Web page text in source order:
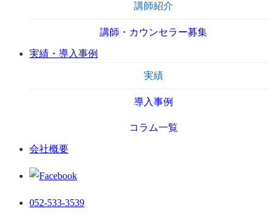
講師紹介
講師・カウンセラー募集
実績・導入事例
実績
導入事例
コラム一覧
会社概要
052-533-3539